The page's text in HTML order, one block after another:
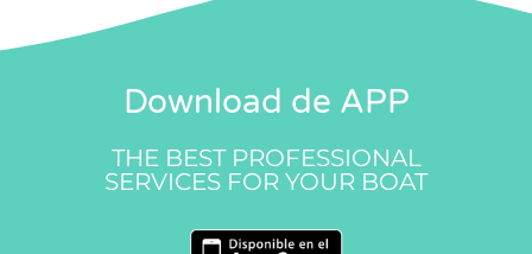
Download de APP
THE BEST PROFESSIONAL
SERVICES FOR YOUR BOAT